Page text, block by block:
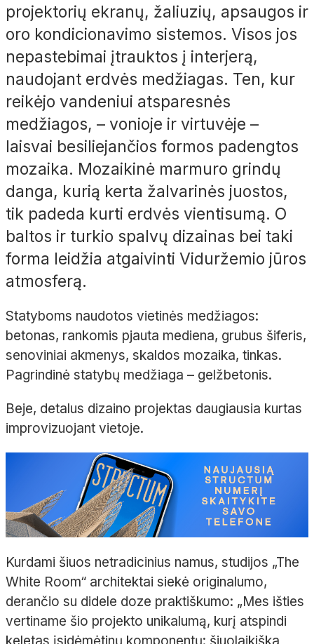
projektorių ekranų, žaliuzių, apsaugos ir
oro kondicionavimo sistemos. Visos jos
nepastebimai įtrauktos į interjerą,
naudojant erdvės medžiagas. Ten, kur
reikėjo vandeniui atsparesnės
medžiagos, – vonioje ir virtuvėje –
laisvai besiliejančios formos padengtos
mozaika. Mozaikinė marmuro grindų
danga, kurią kerta žalvarinės juostos,
tik padeda kurti erdvės vientisumą. O
baltos ir turkio spalvų dizainas bei taki
forma leidžia atgaivinti Viduržemio jūros
atmosferą.
Statyboms naudotos vietinės medžiagos:
betonas, rankomis pjauta mediena, grubus šiferis,
senoviniai akmenys, skaldos mozaika, tinkas.
Pagrindinė statybų medžiaga – gelžbetonis.
Beje, detalus dizaino projektas daugiausia kurtas
improvizuojant vietoje.
Kurdami šiuos netradicinius namus, studijos „The
White Room“ architektai siekė originalumo,
derančio su didele doze praktiškumo: „Mes išties
vertiname šio projekto unikalumą, kurį atspindi